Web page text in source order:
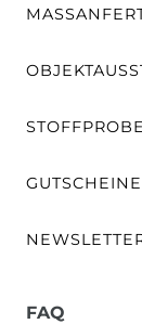
GUTSCHEINE
FAQ